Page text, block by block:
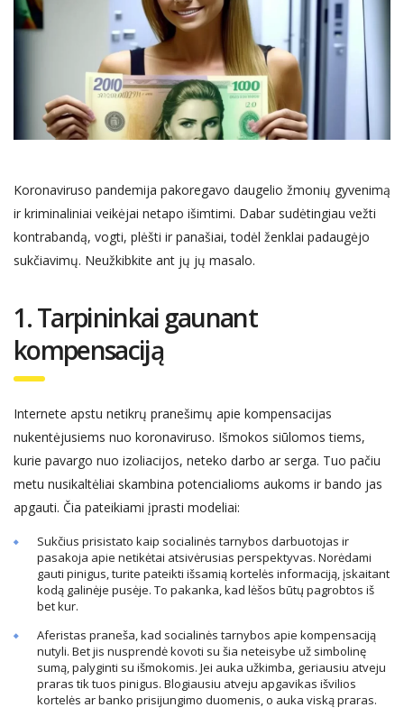
Koronaviruso pandemija pakoregavo daugelio žmonių gyvenimą
ir kriminaliniai veikėjai netapo išimtimi. Dabar sudėtingiau vežti
kontrabandą, vogti, plėšti ir panašiai, todėl ženklai padaugėjo
sukčiavimų. Neužkibkite ant jų jų masalo.
1. Tarpininkai gaunant
kompensaciją
Internete apstu netikrų pranešimų apie kompensacijas
nukentėjusiems nuo koronaviruso. Išmokos siūlomos tiems,
kurie pavargo nuo izoliacijos, neteko darbo ar serga. Tuo pačiu
metu nusikaltėliai skambina potencialioms aukoms ir bando jas
apgauti. Čia pateikiami įprasti modeliai:
Sukčius prisistato kaip socialinės tarnybos darbuotojas ir
pasakoja apie netikėtai atsivėrusias perspektyvas. Norėdami
gauti pinigus, turite pateikti išsamią kortelės informaciją, įskaitant
kodą galinėje pusėje. To pakanka, kad lėšos būtų pagrobtos iš
bet kur.
Aferistas praneša, kad socialinės tarnybos apie kompensaciją
nutyli. Bet jis nusprendė kovoti su šia neteisybe už simbolinę
sumą, palyginti su išmokomis. Jei auka užkimba, geriausiu atveju
praras tik tuos pinigus. Blogiausiu atveju apgavikas išvilios
kortelės ar banko prisijungimo duomenis, o auka viską praras.